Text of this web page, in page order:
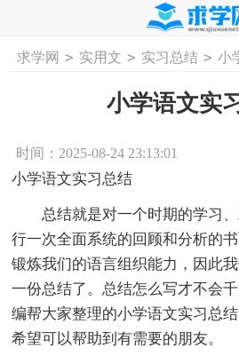
首页 工作计划 活动计
求学网 > 实用文 > 实习总结 > 小
小学语文实
时间：2025-08-24 23:13:01
小学语文实习总结
总结就是对一个时期的学习、
行一次全面系统的回顾和分析的
锻炼我们的语言组织能力，因此
一份总结了。总结怎么写才不会
编帮大家整理的小学语文实习总
希望可以帮助到有需要的朋友。